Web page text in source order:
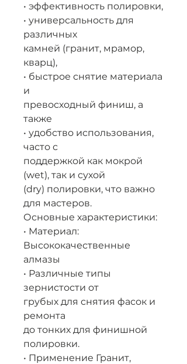
• эффективность полировки,
• универсальность для
различных
камней (гранит, мрамор,
кварц),
• быстрое снятие материала
и
превосходный финиш, а
также
• удобство использования,
часто с
поддержкой как мокрой
(wet), так и сухой
(dry) полировки, что важно
для мастеров.
Основные характеристики:
• Материал:
Высококачественные
алмазы
• Различные типы
зернистости от
грубых для снятия фасок и
ремонта
до тонких для финишной
полировки.
• Применение Гранит,